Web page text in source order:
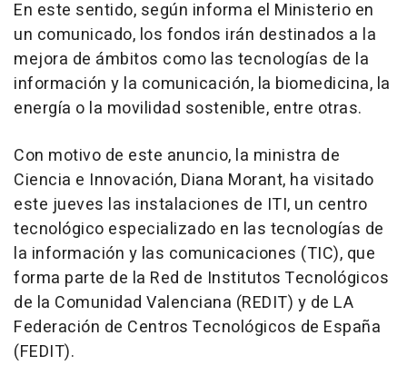
En este sentido, según informa el Ministerio en
un comunicado, los fondos irán destinados a la
mejora de ámbitos como las tecnologías de la
información y la comunicación, la biomedicina, la
energía o la movilidad sostenible, entre otras.
Con motivo de este anuncio, la ministra de
Ciencia e Innovación, Diana Morant, ha visitado
este jueves las instalaciones de ITI, un centro
tecnológico especializado en las tecnologías de
la información y las comunicaciones (TIC), que
forma parte de la Red de Institutos Tecnológicos
de la Comunidad Valenciana (REDIT) y de LA
Federación de Centros Tecnológicos de España
(FEDIT).